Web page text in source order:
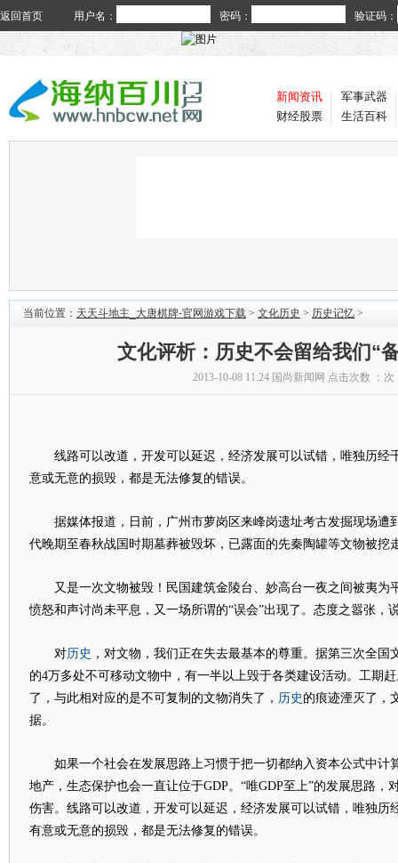
返回首页 用户名： 密码： 验证码：
新闻资讯
财经股票
军事武器
生活百科
当前位置： 天天斗地主_大唐棋牌-官网游戏下载 > 文化历史 > 历史记忆 >
文化评析：历史不会留给我们“
2013-10-08 11:24 国尚新闻网 点击次数 ： 次
线路可以改道，开发可以延迟，经济发展可以试错，唯独历经
意或无意的损毁，都是无法修复的错误。
据媒体报道，日前，广州市萝岗区来峰岗遗址考古发掘现场遭
代晚期至春秋战国时期墓葬被毁坏，已露面的先秦陶罐等文物被挖
又是一次文物被毁！民国建筑金陵台、妙高台一夜之间被夷为
愤怒和声讨尚未平息，又一场所谓的“误会”出现了。态度之嚣张，
对历史 ，对文物，我们正在失去最基本的尊重。据第三次全国
的4万多处不可移动文物中，有一半以上毁于各类建设活动。工期
了，与此相对应的是不可复制的文物消失了， 历史 的痕迹湮灭了，
据。
如果一个社会在发展思路上习惯于把一切都纳入资本公式中计
地产，生态保护也会一直让位于GDP。“唯GDP至上”的发展思路，
伤害。线路可以改道，开发可以延迟，经济发展可以试错，唯独历
有意或无意的损毁，都是无法修复的错误。